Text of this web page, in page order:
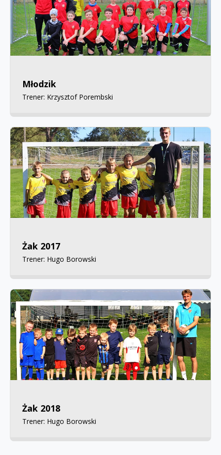
Młodzik
Trener: Krzysztof Porembski
Żak 2017
Trener: Hugo Borowski
Żak 2018
Trener: Hugo Borowski